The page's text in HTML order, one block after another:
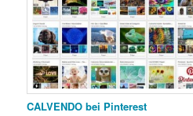
CALVENDO bei Pinterest